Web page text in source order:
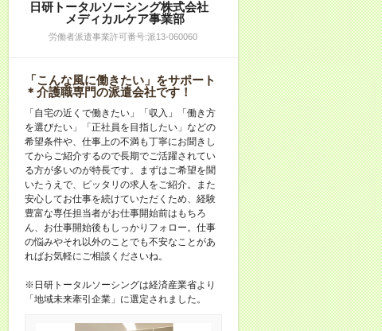
日研トータルソーシング株式会社
メディカルケア事業部
労働者派遣事業許可番号:派13-060060
「こんな風に働きたい」をサポート
＊介護職専門の派遣会社です！
「自宅の近くで働きたい」「収入」「働き方
を選びたい」「正社員を目指したい」などの
希望条件や、仕事上の不満も丁寧にお聞きし
てからご紹介するので長期でご活躍されてい
る方が多いのが特長です。まずはご希望を聞
いたうえで、ピッタリの求人をご紹介。また
安心してお仕事を続けていただくため、経験
豊富な専任担当者がお仕事開始前はもちろ
ん、お仕事開始後もしっかりフォロー。仕事
の悩みやそれ以外のことでも不安なことがあ
ればお気軽にご相談くださいね。
※日研トータルソーシングは経済産業省より
「地域未来牽引企業」に選定されました。